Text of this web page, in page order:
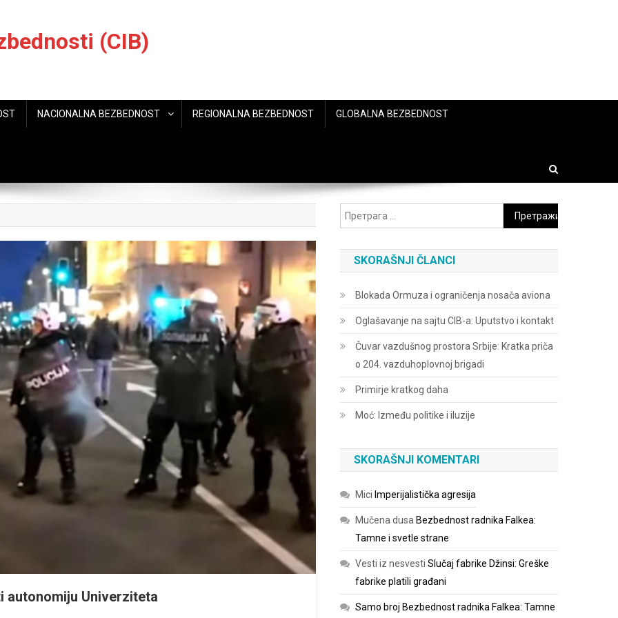
(CIB)
NACIONALNA BEZBEDNOST REGIONALNA BEZBEDNOST GLOBALNA BEZBEDNOST
autonomiju Univerziteta
Претрага
за:
SKORAŠNJI ČLANCI
Blokada Ormuza i ograničenja nosača aviona
Oglašavanje na sajtu CIB-a: Uputstvo i kontakt
Čuvar vazdušnog prostora Srbije: Kratka priča
o 204. vazduhoplovnoj brigadi
Primirje kratkog daha
Moć: Između politike i iluzije
SKORAŠNJI KOMENTARI
Mici Imperijalistička agresija
Mučena dusa Bezbednost radnika Falkea:
Tamne i svetle strane
Vesti iz nesvesti Slučaj fabrike Džinsi: Greške
fabrike platili građani
Samo broj Bezbednost radnika Falkea: Tamne